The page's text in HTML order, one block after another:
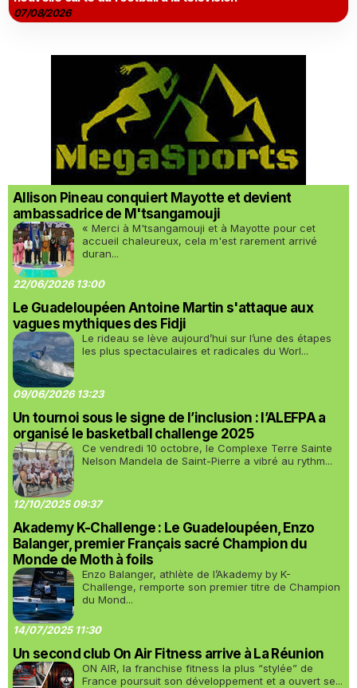
07/08/2026
Allison Pineau conquiert Mayotte et devient
ambassadrice de M'tsangamouji
« Merci à M'tsangamouji et à Mayotte pour cet
accueil chaleureux, cela m'est rarement arrivé
duran...
22/06/2026 13:00
Le Guadeloupéen Antoine Martin s'attaque aux
vagues mythiques des Fidji
Le rideau se lève aujourd’hui sur l’une des étapes
les plus spectaculaires et radicales du Worl...
09/06/2026 13:23
Un tournoi sous le signe de l’inclusion : l’ALEFPA a
organisé le basketball challenge 2025
Ce vendredi 10 octobre, le Complexe Terre Sainte
Nelson Mandela de Saint-Pierre a vibré au rythm...
12/10/2025 09:37
Akademy K-Challenge : Le Guadeloupéen, Enzo
Balanger, premier Français sacré Champion du
Monde de Moth à foils
Enzo Balanger, athlète de l’Akademy by K-
Challenge, remporte son premier titre de Champion
du Mond...
14/07/2025 11:30
Un second club On Air Fitness arrive à La Réunion
ON AIR, la franchise fitness la plus “stylée” de
France poursuit son développement et a ouvert se...